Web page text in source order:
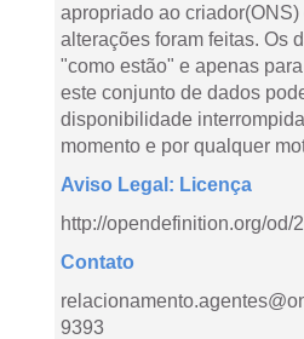
apropriado ao
alterações foram feitas. Os
"como estão" e apenas
este conjunto de dados
disponibilidade
momento e por qualquer
Aviso Legal: Licença
http://opendefinition.org/od/
Contato
9393